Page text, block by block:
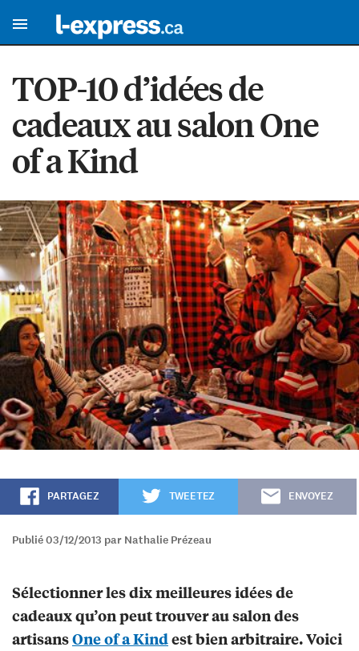
TOP-10 d’idées de
cadeaux au salon One
of a Kind
PARTAGEZ TWEETEZ ENVOYEZ
Publié 03/12/2013 par Nathalie Prézeau
Sélectionner les dix meilleures idées de
cadeaux qu’on peut trouver au salon des
artisansOne of a Kindest bien arbitraire. Voici